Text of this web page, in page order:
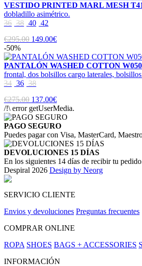
VESTIDO PRINTED MARL MESH
dobladillo asimétrico.
36 38 40 42
€295.00 149.00€
-50%
PANTALÓN WASHED COTTON
frontal, dos bolsillos cargo laterales,
34 36 38
€275.00 137.00€
/!\ error getUserMedia.
PAGO SEGURO
Puedes pagar con Visa, MasterCard,
DEVOLUCIONES 15 DÍAS
En los siguientes 14 días de recibir tu
Despiral 2026 Design by Neorg
SERVICIO CLIENTE
Envios y devoluciones Preguntas frecuentes
COMPRAR ONLINE
ROPA SHOES BAGS + ACCESSORIES
INFORMACIÓN